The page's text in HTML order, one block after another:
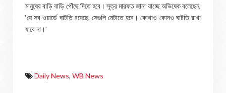
মানুষের বাড়ি বাড়ি পৌঁছে দিতে হবে। সূত্র মারফত জানা যাচ্ছে অভিষেক বলেছেন,
‘যে সব ওয়ার্ডে ঘাটতি রয়েছে, সেগুলি মেটাতে হবে। কোথাও কোনও ঘাটতি রাখা
যাবে না।’
Daily News, WB News